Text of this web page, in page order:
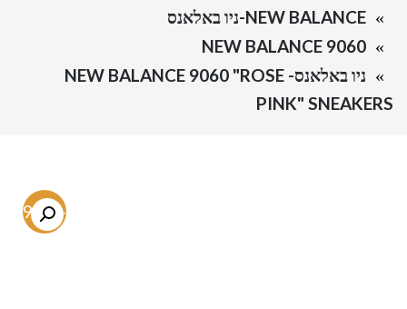
NEW BALANCE-ניו באלאנס
NEW BALANCE 9060
ניו באלאנס- NEW BALANCE 9060 "ROSE
PINK" SNEAKERS
-59.3%